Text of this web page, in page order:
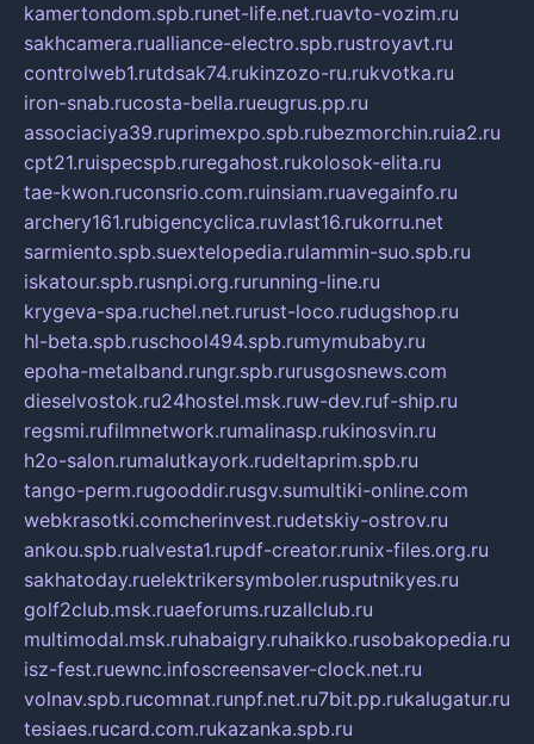
kamertondom.spb.runet-life.net.ruavto-vozim.ru
sakhcamera.rualliance-electro.spb.rustroyavt.ru
controlweb1.rutdsak74.rukinzozo-ru.rukvotka.ru
iron-snab.rucosta-bella.rueugrus.pp.ru
associaciya39.ruprimexpo.spb.rubezmorchin.ruia2.ru
cpt21.ruispecspb.ruregahost.rukolosok-elita.ru
tae-kwon.ruconsrio.com.ruinsiam.ruavegainfo.ru
archery161.rubigencyclica.ruvlast16.rukorru.net
sarmiento.spb.suextelopedia.rulammin-suo.spb.ru
iskatour.spb.rusnpi.org.rurunning-line.ru
krygeva-spa.ruchel.net.rurust-loco.rudugshop.ru
hl-beta.spb.ruschool494.spb.rumymubaby.ru
epoha-metalband.rungr.spb.rurusgosnews.com
dieselvostok.ru24hostel.msk.ruw-dev.ruf-ship.ru
regsmi.rufilmnetwork.rumalinasp.rukinosvin.ru
h2o-salon.rumalutkayork.rudeltaprim.spb.ru
tango-perm.rugooddir.rusgv.sumultiki-online.com
webkrasotki.comcherinvest.rudetskiy-ostrov.ru
ankou.spb.rualvesta1.rupdf-creator.runix-files.org.ru
sakhatoday.ruelektrikersymboler.rusputnikyes.ru
golf2club.msk.ruaeforums.ruzallclub.ru
multimodal.msk.ruhabaigry.ruhaikko.rusobakopedia.ru
isz-fest.ruewnc.infoscreensaver-clock.net.ru
volnav.spb.rucomnat.runpf.net.ru7bit.pp.rukalugatur.ru
tesiaes.rucard.com.rukazanka.spb.ru